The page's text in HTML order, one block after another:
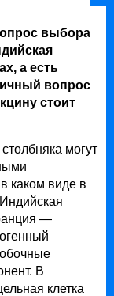
выбора
а есть
вопрос
стоит
могут
каком виде в
—
В
клетка